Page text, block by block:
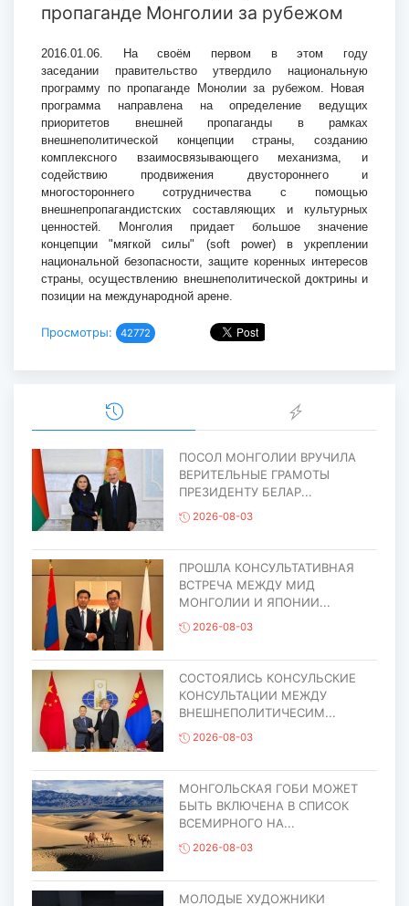
пропаганде Монголии за рубежом
2016.01.06. На своём первом в этом году
заседании
правительство утвердило национальную
программу по пропаганде Монолииза рубежом.
Новая
программа направлена наопределение ведущих
приоритетов внешней пропаганды в рамках
внешнеполитической концепции страны, созданию
комплексного взаимосвязывающего механизма,
и
содействию продвижения двустороннего и
многостороннего сотрудничества с помощью
внешнепропагандистских составляющих и культурных
ценностей.
Монголия придает большое значение
концепции "мягкой силы" (soft power) в укреплении
национальной безопасности, защите коренных интересов
страны, осуществлению внешнеполитической доктрины и
позиции на международной арене.
Просмотры: 42772
ПОСОЛ МОНГОЛИИ ВРУЧИЛА
ВЕРИТЕЛЬНЫЕ ГРАМОТЫ
ПРЕЗИДЕНТУ БЕЛАР...
2026-08-03
ПРОШЛА КОНСУЛЬТАТИВНАЯ
ВСТРЕЧА МЕЖДУ МИД
МОНГОЛИИ И ЯПОНИИ...
2026-08-03
СОСТОЯЛИСЬ КОНСУЛЬСКИЕ
КОНСУЛЬТАЦИИ МЕЖДУ
ВНЕШНЕПОЛИТИЧЕСИМ...
2026-08-03
МОНГОЛЬСКАЯ ГОБИ МОЖЕТ
БЫТЬ ВКЛЮЧЕНА В СПИСОК
ВСЕМИРНОГО НА...
2026-08-03
МОЛОДЫЕ ХУДОЖНИКИ